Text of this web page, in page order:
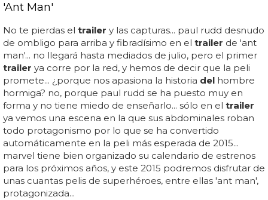
'Ant Man'
No te pierdas el trailer y las capturas... paul rudd desnudo
de ombligo para arriba y fibradísimo en el trailer de 'ant
man'... no llegará hasta mediados de julio, pero el primer
trailer ya corre por la red, y hemos de decir que la peli
promete... ¿porque nos apasiona la historia del hombre
hormiga? no, porque paul rudd se ha puesto muy en
forma y no tiene miedo de enseñarlo... sólo en el trailer
ya vemos una escena en la que sus abdominales roban
todo protagonismo por lo que se ha convertido
automáticamente en la peli más esperada de 2015...
marvel tiene bien organizado su calendario de estrenos
para los próximos años, y este 2015 podremos disfrutar de
unas cuantas pelis de superhéroes, entre ellas 'ant man',
protagonizada...